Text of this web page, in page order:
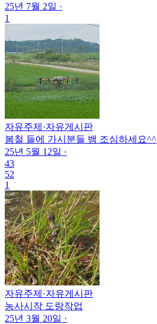
25년 7월 2일 ·
1
자유주제 ·자유게시판
봄철 들에 가시분들 뱀 조심하세요^^
25년 5월 12일 ·
43
52
1
자유주제 ·자유게시판
농사시작 도랑작업
25년 3월 20일 ·